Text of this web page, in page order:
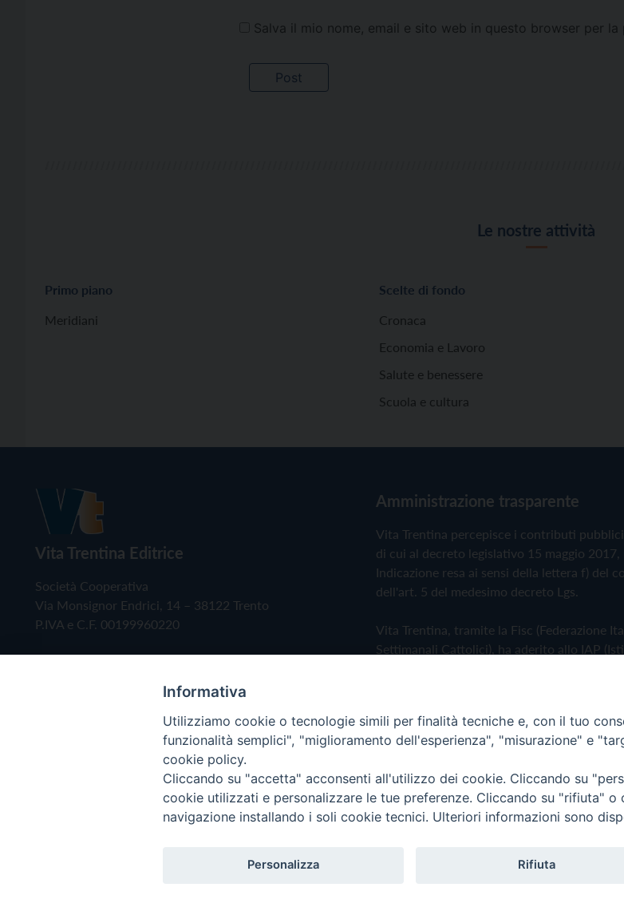
Salva il mio nome, email e sito web in questo browser per la
Le nostre attività
Primo piano
Meridiani
Scelte di fondo
Cronaca
Economia e Lavoro
Salute e benessere
Scuola e cultura
Vita Trentina Editrice
Società Cooperativa
Via Monsignor Endrici, 14 – 38122 Trento
P.IVA e C.F. 00199960220
Amministrazione trasparente
Vita Trentina percepisce i contributi
di cui al decreto legislativo 15 maggio 2017,
Indicazione resa ai sensi della lettera f) del
dell'art. 5 del medesimo decreto Lgs.
Vita Trentina, tramite la Fisc (Federazione
Settimanali Cattolici), ha aderito allo IAP
Privacy Policy Cookie Policy
Copyright © 2019 - Tutti i diritti riservati - Vita Trentina Editrice
Informativa
Utilizziamo cookie o tecnologie simili per finalità tecniche e, con il tuo
funzionalità semplici", "miglioramento dell'esperienza", "misurazione" e
cookie policy.
Cliccando su "accetta" acconsenti all'utilizzo dei cookie. Cliccando su
cookie utilizzati e personalizzare le tue preferenze. Cliccando su "rifiuta"
navigazione installando i soli cookie tecnici. Ulteriori informazioni sono
Personalizza Rifiuta